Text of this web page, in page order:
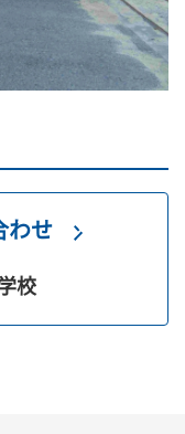
わせ
校